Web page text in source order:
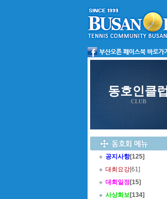
동호인클럽
CLUB
공지사항[125]
대회요강[61]
대회일정 [15]
사상화보[134]